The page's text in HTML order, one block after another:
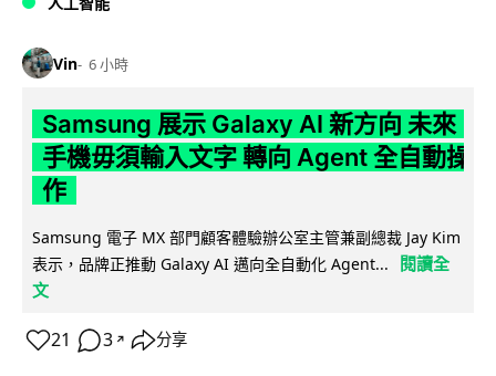
Vin 6 小時
Samsung 展示 Galaxy AI 新方向 未來
手機毋須輸入文字 轉向 Agent 全自動操
作
Samsung 電子 MX 部門顧客體驗辦公室主管兼副總裁 Jay Kim
表示，品牌正推動 Galaxy AI 邁向全自動化 Agent...
閱讀全
文
21 3 ↗ 分享